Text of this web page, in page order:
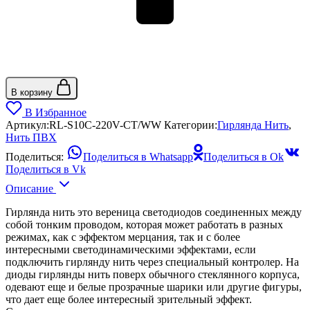
В корзину
В Избранное
Артикул:RL-S10C-220V-CT/WW Категории:Гирлянда Нить,
Нить ПВХ
Поделиться:
Поделиться в Whatsapp
Поделиться в Ok
Поделиться в Vk
Описание
Гирлянда нить это вереница светодиодов соединенных между
собой тонким проводом, которая может работать в разных
режимах, как с эффектом мерцания, так и с более
интересными светодинамическими эффектами, если
подключить гирлянду нить через специальный контролер. На
диоды гирлянды нить поверх обычного стеклянного корпуса,
одевают еще и белые прозрачные шарики или другие фигуры,
что дает еще более интересный зрительный эффект.